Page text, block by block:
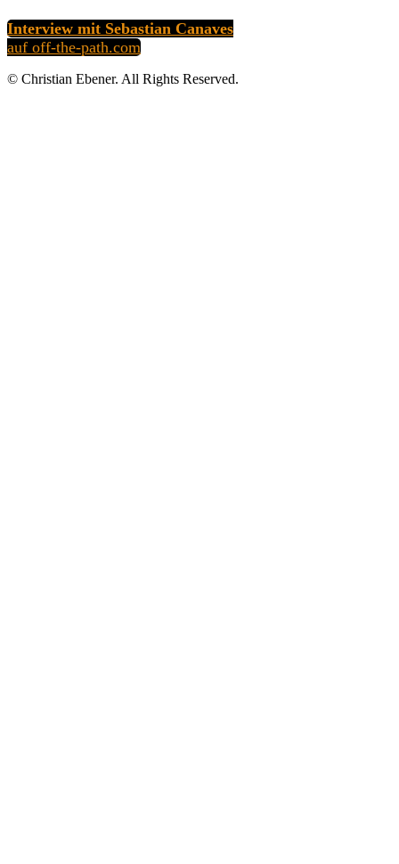
Interview mit Sebastian Canaves
auf off-the-path.com
© Christian Ebener. All Rights Reserved.